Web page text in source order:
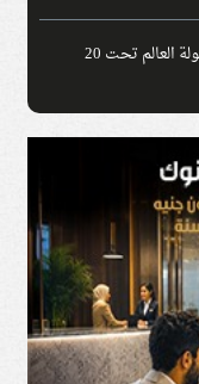
أسيل أسامة تحصد ذهبية رمي الرمح في بطولة العالم تحت 20